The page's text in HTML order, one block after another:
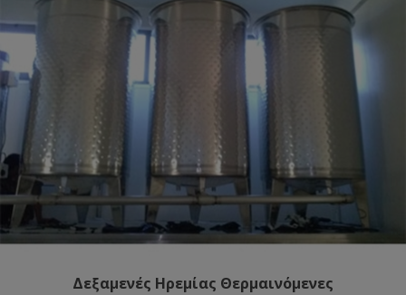
Δεξαμενές Ηρεμίας Θερμαινόμενες